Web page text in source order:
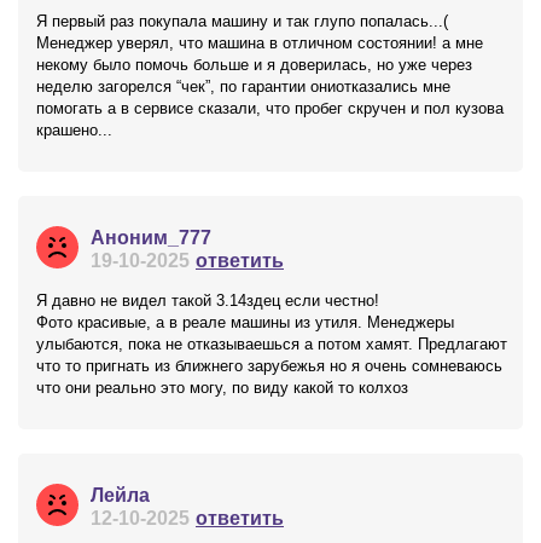
Я первый раз покупала машину и так глупо попалась...(
Менеджер уверял, что машина в отличном состоянии! а мне
некому было помочь больше и я доверилась, но уже через
неделю загорелся “чек”, по гарантии ониотказались мне
помогать а в сервисе сказали, что пробег скручен и пол кузова
крашено...
Аноним_777
19-10-2025 ответить
Я давно не видел такой 3.14здец если честно!
Фото красивые, а в реале машины из утиля. Менеджеры
улыбаются, пока не отказываешься а потом хамят. Предлагают
что то пригнать из ближнего зарубежья но я очень сомневаюсь
что они реально это могу, по виду какой то колхоз
Лейла
12-10-2025 ответить